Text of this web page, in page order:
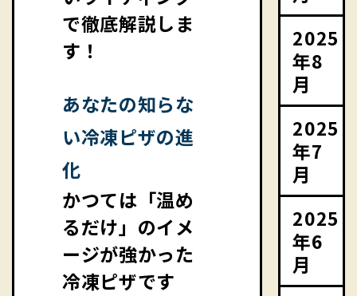
で徹底解説しま
す！
あなたの知らな
い冷凍ピザの進
化
かつては「温め
るだけ」のイメ
ージが強かった
冷凍ピザです
2025
年8
月
2025
年7
月
2025
年6
月